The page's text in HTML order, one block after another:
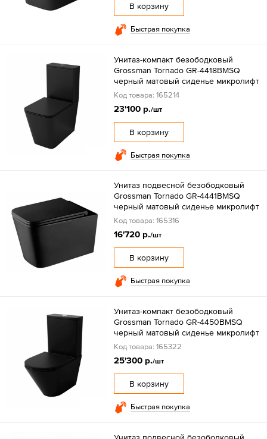
В корзину
Быстрая покупка
Унитаз-компакт безободковый
Grossman Tornado GR-4418BMSQ
черный матовый сиденье микролифт
Код товара: 165214
23'100 р./шт
В корзину
Быстрая покупка
Унитаз подвесной безободковый
Grossman Tornado GR-4441BMSQ
черный матовый сиденье микролифт
Код товара: 165316
16'720 р./шт
В корзину
Быстрая покупка
Унитаз-компакт безободковый
Grossman Tornado GR-4450BMSQ
черный матовый сиденье микролифт
Код товара: 165322
25'300 р./шт
В корзину
Быстрая покупка